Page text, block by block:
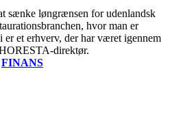
sænke løngrænsen for udenlandsk
hvor man er
er et erhverv, der har været igennem
direktør.
FINANS